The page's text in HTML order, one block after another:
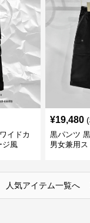
イドカ
ジ風
¥19,480
黒パンツ
男女兼用
人気アイテム一覧へ